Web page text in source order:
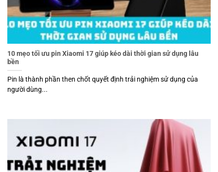
10 mẹo tối ưu pin Xiaomi 17 giúp kéo dài thời gian sử dụng lâu
bền
Pin là thành phần then chốt quyết định trải nghiệm sử dụng của
người dùng...